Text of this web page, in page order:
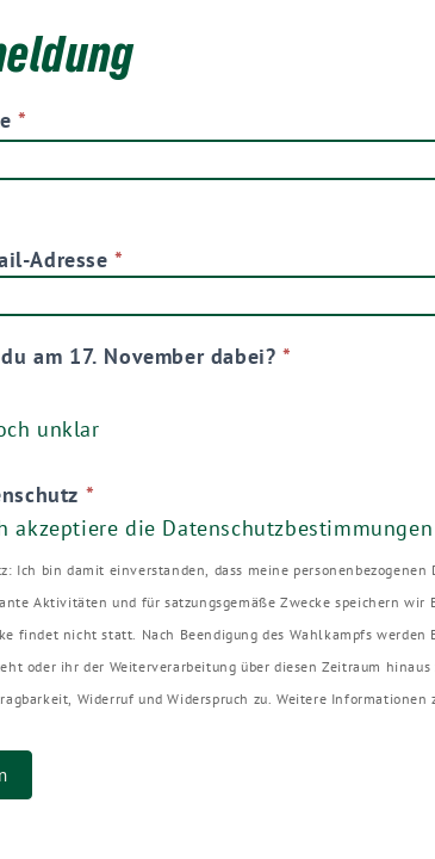
*
Adresse*
am 17. November dabei?*
unklar
*
akzeptiere die
Ich bin damit einverstanden, dass meine
Aktivitäten und für satzungsgemäße Zwecke speichern wir
findet nicht statt. Nach Beendigung des Wahlkampfs
oder ihr der Weiterverarbeitung über diesen Zeitraum
Widerruf und Widerspruch zu. Weitere